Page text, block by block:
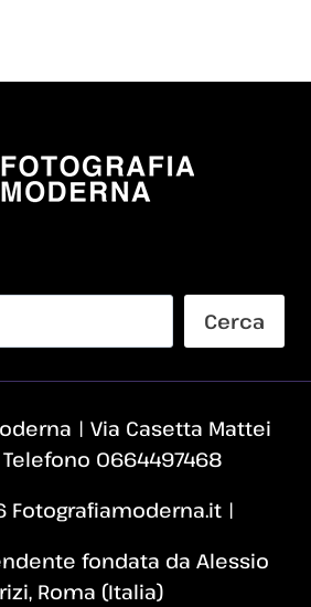
Cerca
| Via Casetta Mattei
Telefono 0664497468
Fotografiamoderna.it |
fondata da Alessio
Roma (Italia)